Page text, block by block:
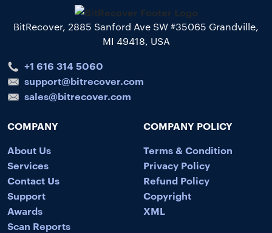
BitRecover, 2885 Sanford Ave SW #35065 Grandville,
MI 49418, USA
+1 616 314 5060
support@bitrecover.com
sales@bitrecover.com
COMPANY
About Us
Services
Contact Us
Support
Awards
Scan Reports
COMPANY POLICY
Terms & Condition
Privacy Policy
Refund Policy
Copyright
XML